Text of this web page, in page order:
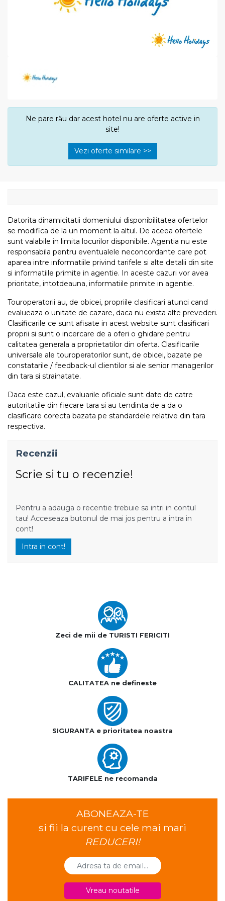
Ne pare rău dar acest hotel nu are oferte active in
site!
Vezi oferte similare >>
Datorita dinamicitatii domeniului disponibilitatea ofertelor
se modifica de la un moment la altul. De aceea ofertele
sunt valabile in limita locurilor disponibile. Agentia nu este
responsabila pentru eventualele neconcordante care pot
aparea intre informatiile privind tarifele si alte detalii din site
si informatiile primite in agentie. In aceste cazuri vor avea
prioritate, intotdeauna, informatiile primite in agentie.
Touroperatorii au, de obicei, propriile clasificari atunci cand
evalueaza o unitate de cazare, daca nu exista alte prevederi.
Clasificarile ce sunt afisate in acest website sunt clasificari
proprii si sunt o incercare de a oferi o ghidare pentru
calitatea generala a proprietatilor din oferta. Clasificarile
universale ale touroperatorilor sunt, de obicei, bazate pe
constatarile / feedback-ul clientilor si ale senior managerilor
din tara si strainatate.
Daca este cazul, evaluarile oficiale sunt date de catre
autoritatile din fiecare tara si au tendinta de a da o
clasificare corecta bazata pe standardele relative din tara
respectiva.
Recenzii
Scrie si tu o recenzie!
Pentru a adauga o recentie trebuie sa intri in contul
tau! Acceseaza butonul de mai jos pentru a intra in
cont!
Intra in cont!
Zeci de mii de TURISTI FERICITI
CALITATEA ne defineste
SIGURANTA e prioritatea noastra
TARIFELE ne recomanda
ABONEAZA-TE
si fii la curent cu cele mai mari
REDUCERI!
Vreau noutatile